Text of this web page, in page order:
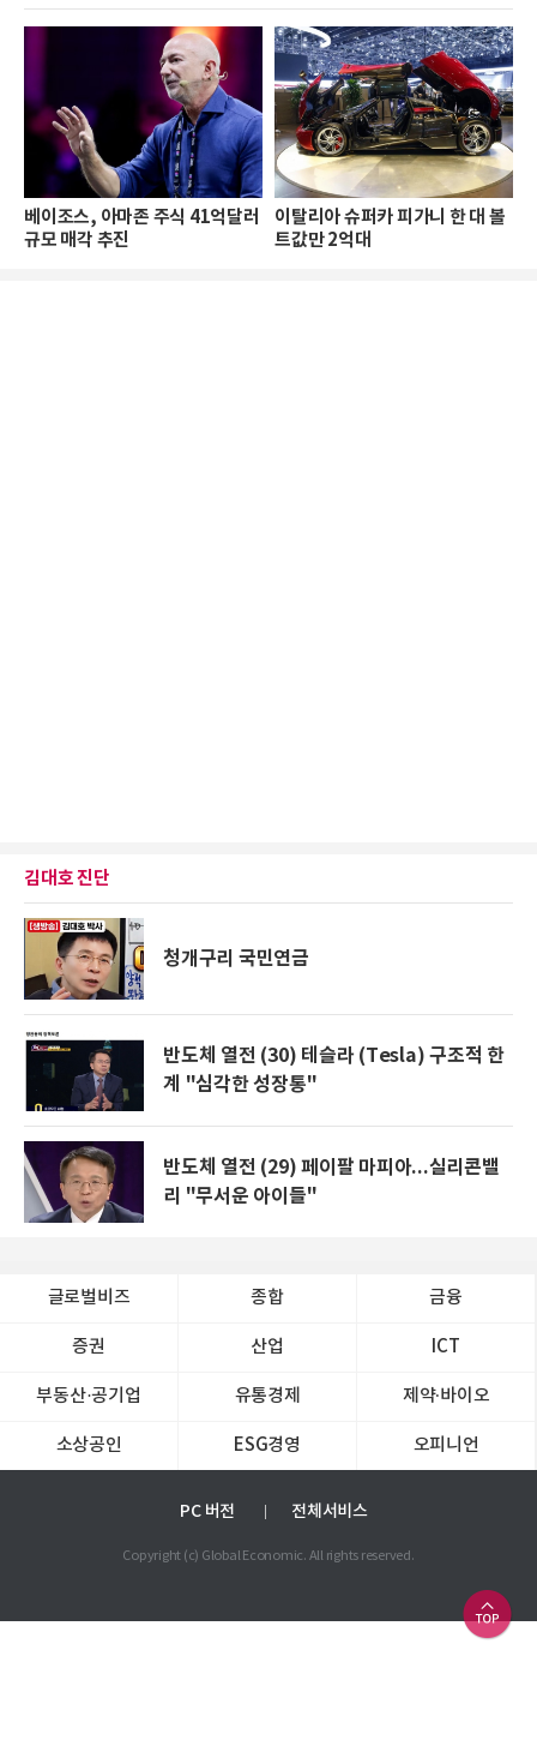
베이조스, 아마존 주식 41억달러
규모 매각 추진
이탈리아 슈퍼카 피가니 한 대 볼
트값만 2억대
김대호 진단
청개구리 국민연금
반도체 열전 (30) 테슬라 (Tesla) 구조적 한
계 "심각한 성장통"
반도체 열전 (29) 페이팔 마피아...실리콘밸
리 "무서운 아이들"
글로벌비즈 종합 금융
증권 산업 ICT
부동산·공기업 유통경제 제약∙바이오
소상공인 ESG경영 오피니언
PC 버전 전체서비스
Copyright (c) Global Economic. All rights reserved.